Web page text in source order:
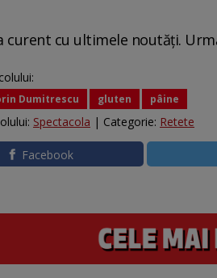
curent cu ultimele noutăți.
Dumitrescu gluten pâine
Spectacola | Categorie: Retete
Facebook